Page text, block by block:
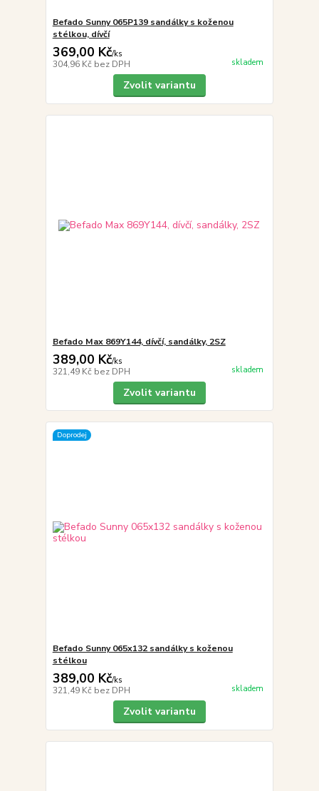
Befado Sunny 065P139 sandálky s koženou
stélkou, dívčí
369,00 Kč/ks
304,96 Kč bez DPH skladem
Zvolit variantu
Befado Max 869Y144, dívčí, sandálky, 2SZ
389,00 Kč/ks
321,49 Kč bez DPH skladem
Zvolit variantu
Doprodej
Befado Sunny 065x132 sandálky s koženou
stélkou
389,00 Kč/ks
321,49 Kč bez DPH skladem
Zvolit variantu